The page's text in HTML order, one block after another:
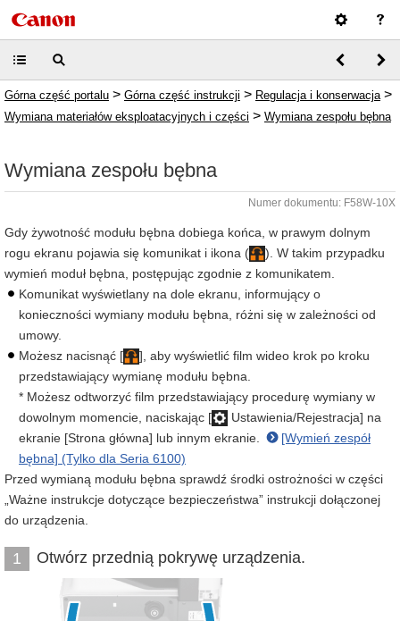
Górna część portalu > Górna część instrukcji > Regulacja i konserwacja >
Wymiana materiałów eksploatacyjnych i części > Wymiana zespołu bębna
Wymiana zespołu bębna
Numer dokumentu: F58W-10X
Gdy żywotność modułu bębna dobiega końca, w prawym dolnym
rogu ekranu pojawia się komunikat i ikona (
). W takim przypadku
wymień moduł bębna, postępując zgodnie z komunikatem.
Komunikat wyświetlany na dole ekranu, informujący o
konieczności wymiany modułu bębna, różni się w zależności od
umowy.
Możesz nacisnąć [
], aby wyświetlić film wideo krok po kroku
przedstawiający wymianę modułu bębna.
* Możesz odtworzyć film przedstawiający procedurę wymiany w
dowolnym momencie, naciskając [
Ustawienia/Rejestracja] na
ekranie [Strona główna] lub innym ekranie.
[Wymień zespół
bębna] (Tylko dla Seria 6100)
Przed wymianą modułu bębna sprawdź środki ostrożności w części
„Ważne instrukcje dotyczące bezpieczeństwa” instrukcji dołączonej
do urządzenia.
1 Otwórz przednią pokrywę urządzenia.